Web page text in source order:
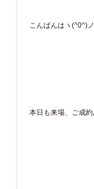
こんばんはヽ(^0^)ノ
本日も来場、ご成